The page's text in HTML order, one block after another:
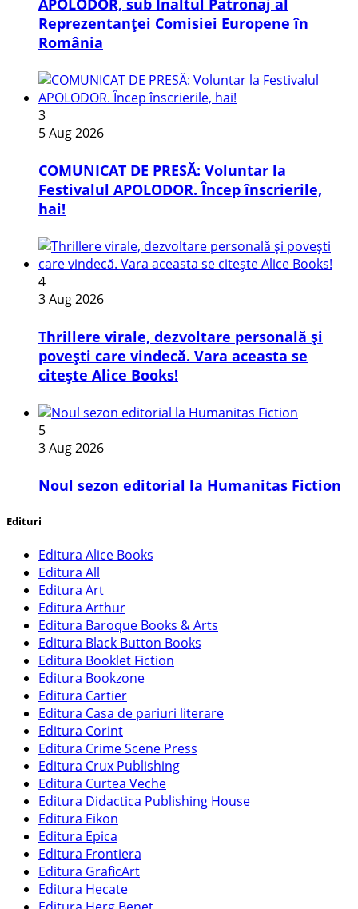
APOLODOR, sub Înaltul Patronaj al
Reprezentanței Comisiei Europene în
România
3
5 Aug 2026
COMUNICAT DE PRESĂ: Voluntar la
Festivalul APOLODOR. Încep înscrierile,
hai!
4
3 Aug 2026
Thrillere virale, dezvoltare personală și
povești care vindecă. Vara aceasta se
citește Alice Books!
5
3 Aug 2026
​Noul sezon editorial la Humanitas Fiction
Edituri
Editura Alice Books
Editura All
Editura Art
Editura Arthur
Editura Baroque Books & Arts
Editura Black Button Books
Editura Booklet Fiction
Editura Bookzone
Editura Cartier
Editura Casa de pariuri literare
Editura Corint
Editura Crime Scene Press
Editura Crux Publishing
Editura Curtea Veche
Editura Didactica Publishing House
Editura Eikon
Editura Epica
Editura Frontiera
Editura GraficArt
Editura Hecate